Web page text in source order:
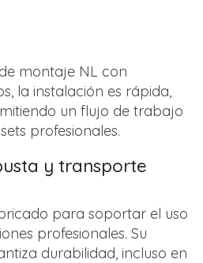
montaje NL con
la instalación es rápida,
un flujo de trabajo
profesionales.
y transporte
para soportar el uso
profesionales. Su
durabilidad, incluso en